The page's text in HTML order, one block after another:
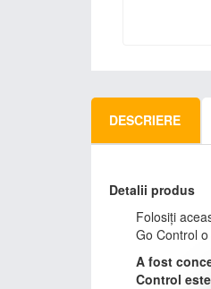
DESCRIERE
Detalii produs
Folosiți
Go Control
A fost
Control